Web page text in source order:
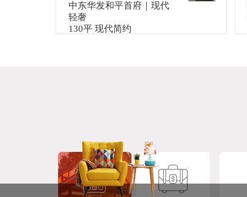
中东华发和平首府｜现代
轻奢
130平 现代简约